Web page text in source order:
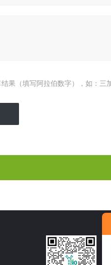
果（填写阿拉伯数字），如：三